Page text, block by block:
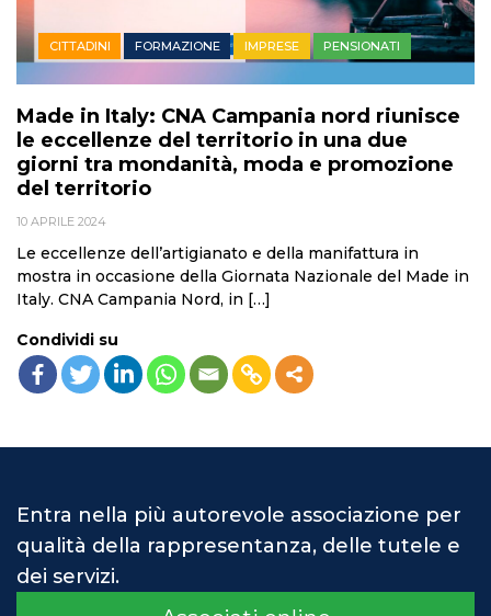
CITTADINI FORMAZIONE IMPRESE PENSIONATI
Made in Italy: CNA Campania nord riunisce
le eccellenze del territorio in una due
giorni tra mondanità, moda e promozione
del territorio
10 APRILE 2024
Le eccellenze dell’artigianato e della manifattura in
mostra in occasione della Giornata Nazionale del Made in
Italy. CNA Campania Nord, in […]
Condividi su
Entra nella più autorevole associazione per
qualità della rappresentanza, delle tutele e
dei servizi.